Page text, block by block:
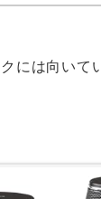
には向いて